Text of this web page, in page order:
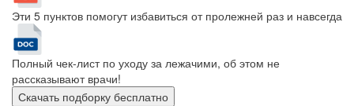
Эти 5 пунктов помогут избавиться от пролежней раз и навсегда
Полный чек-лист по уходу за лежачими, об этом не
рассказывают врачи!
Скачать подборку бесплатно